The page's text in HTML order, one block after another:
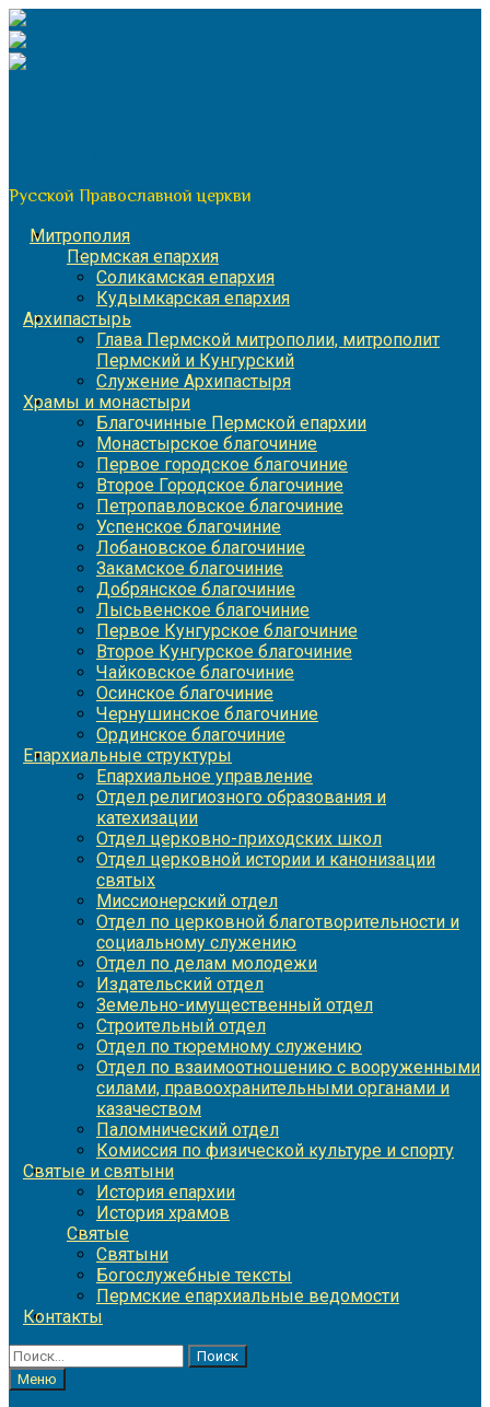
Перейти
к
содержимому
Русской Православной церкви
Митрополия
Пермская епархия
Соликамская епархия
Кудымкарская епархия
Архипастырь
Глава Пермской митрополии, митрополит
Пермский и Кунгурский
Служение Архипастыря
Храмы и монастыри
Благочинные Пермской епархии
Монастырское благочиние
Первое городское благочиние
Второе Городское благочиние
Петропавловское благочиние
Успенское благочиние
Лобановское благочиние
Закамское благочиние
Добрянское благочиние
Лысьвенское благочиние
Первое Кунгурское благочиние
Второе Кунгурское благочиние
Чайковское благочиние
Осинское благочиние
Чернушинское благочиние
Ординское благочиние
Епархиальные структуры
Епархиальное управление
Отдел религиозного образования и
катехизации
Отдел церковно-приходских школ
Отдел церковной истории и канонизации
святых
Миссионерский отдел
Отдел по церковной благотворительности и
социальному служению
Отдел по делам молодежи
Издательский отдел
Земельно-имущественный отдел
Строительный отдел
Отдел по тюремному служению
Отдел по взаимоотношению с вооруженными
силами, правоохранительными органами и
казачеством
Паломнический отдел
Комиссия по физической культуре и спорту
Святые и святыни
История епархии
История храмов
Святые
Святыни
Богослужебные тексты
Пермские епархиальные ведомости
Контакты
Найти:
Меню